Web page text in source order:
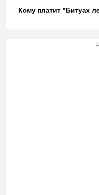
Кому платит "Битуах